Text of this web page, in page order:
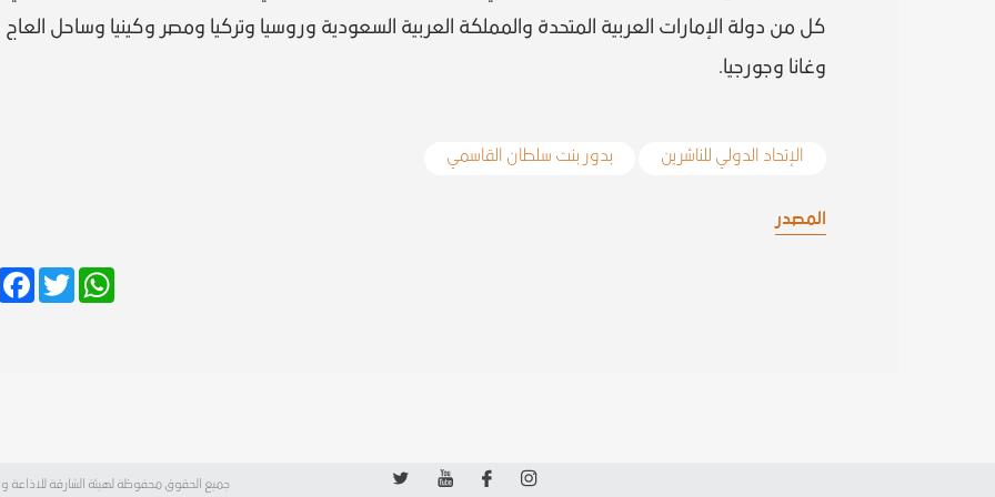
كل من دولة الإمارات العربية المتحدة والمملكة العربية السعودية وروسيا وتركيا ومصر وكينيا وساحل العاج
وغانا وجورجيا.
الإتحاد الدولي للناشرين بدور بنت سلطان القاسمي
المصدر
Facebook
TwitterWhatsApp
جميع الحقوق محفوظة لهيئة الشارقة للاذاعة